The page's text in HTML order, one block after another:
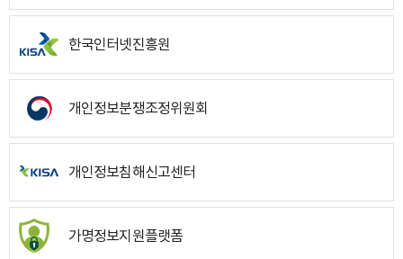
한국인터넷진흥원
개인정보분쟁조정위원회
개인정보침해신고센터
가명정보지원플랫폼